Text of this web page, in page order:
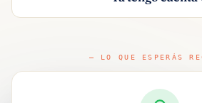
— LO QUE ESPERÁS